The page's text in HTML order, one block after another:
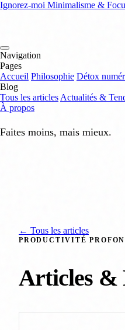
Ignorez-moi Minimalisme &
Navigation
Pages
Accueil Philosophie Détox
Blog
Tous les articles Actualités &
À propos
Faites moins, mais mieux.
← Tous les articles
PRODUCTIVITÉ
Articles &